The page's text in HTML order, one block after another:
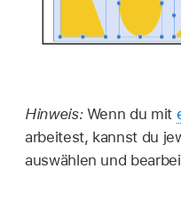
Hinweis: Wenn du mit
arbeitest, kannst du
auswählen und